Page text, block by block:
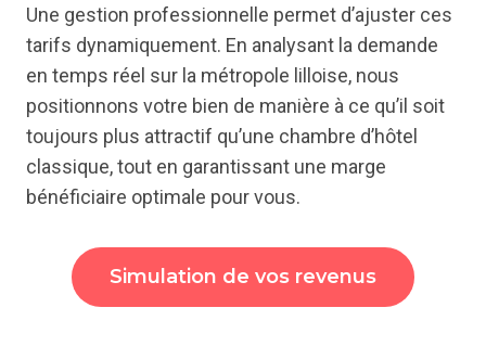
Une gestion professionnelle permet d’ajuster ces
tarifs dynamiquement. En analysant la demande
en temps réel sur la métropole lilloise, nous
positionnons votre bien de manière à ce qu’il soit
toujours plus attractif qu’une chambre d’hôtel
classique, tout en garantissant une marge
bénéficiaire optimale pour vous.
Simulation de vos revenus